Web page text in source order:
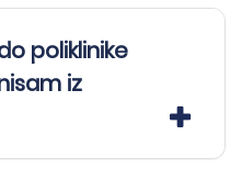
poliklinike
iz